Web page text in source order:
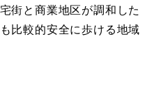
街と商業地区が調和した
比較的安全に歩ける地域